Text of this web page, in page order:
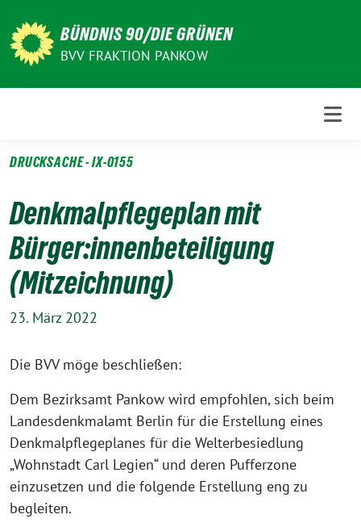
zum
Inhalt
BÜNDNIS 90/DIE GRÜNEN
BVV FRAKTION PANKOW
DRUCKSACHE - IX-0155
Denkmalpflegeplan mit
Bürger:innenbeteiligung
(Mitzeichnung)
23. März 2022
Die BVV möge beschließen:
Dem Bezirksamt Pankow wird empfohlen, sich beim
Landesdenkmalamt Berlin für die Erstellung eines
Denkmalpflegeplanes für die Welterbesiedlung
„Wohnstadt Carl Legien“ und deren Pufferzone
einzusetzen und die folgende Erstellung eng zu
begleiten.